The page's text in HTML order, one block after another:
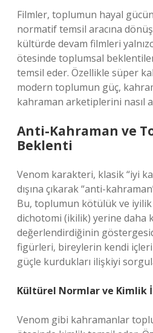
Filmler, toplumun hayal
normatif temsil aracına
kültürde devam filmleri
ötesinde toplumsal
temsil eder. Özellikle süper
modern toplumun güç,
kahraman arketiplerini nasıl
Anti-Kahraman ve
Beklenti
Venom karakteri, klasik “iyi
dışına çıkarak “anti-
Bu, toplumun kötülük ve iyilik
dichotomi (ikilik) yerine daha
değerlendirdiğinin
figürleri, bireylerin kendi
güçle kurdukları ilişkiyi
Kültürel Normlar ve Kimlik
Venom gibi kahramanlar